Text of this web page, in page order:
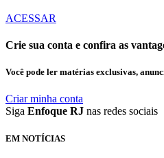
ACESSAR
Crie sua conta e confira as
Você pode ler matérias exclusivas,
Criar minha conta
Siga Enfoque RJ nas redes sociais
EM NOTÍCIAS